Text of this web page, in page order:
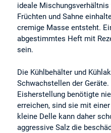
ideale
Früchten und Sahne
cremige Masse entsteht.
abgestimmtes Heft mit
sein.
Die Kühlbehälter und
Schwachstellen der
Eisherstellung benötigte
erreichen, sind sie mit
kleine Delle kann daher
aggressive Salz die